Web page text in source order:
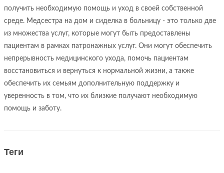
получить необходимую помощь и уход в своей собственной
среде. Медсестра на дом и сиделка в больницу - это только две
из множества услуг, которые могут быть предоставлены
пациентам в рамках патронажных услуг. Они могут обеспечить
непрерывность медицинского ухода, помочь пациентам
восстановиться и вернуться к нормальной жизни, а также
обеспечить их семьям дополнительную поддержку и
уверенность в том, что их близкие получают необходимую
помощь и заботу.
Теги